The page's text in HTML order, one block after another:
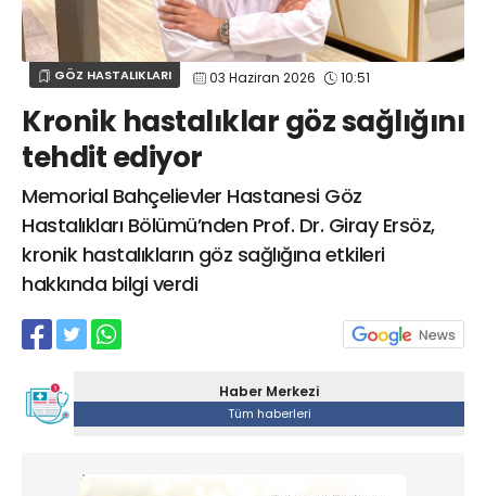
GÖZ HASTALIKLARI 03 Haziran 2026 10:51
Kronik hastalıklar göz sağlığını
tehdit ediyor
Memorial Bahçelievler Hastanesi Göz
Hastalıkları Bölümü’nden Prof. Dr. Giray Ersöz,
kronik hastalıkların göz sağlığına etkileri
hakkında bilgi verdi
Haber Merkezi
Tüm haberleri
GÖZ HASTALIKLARI
SAĞLIK
GASTROENTEROLOJİ
ÇOCUK SAĞLIĞI VE HASTALIKLARI
SENDİKALAR
GÖGÜS HASTALIKLARI
DERMATOLOJİ
DAHİLİYE
FİZİK TEDAVİ VE REHABİLİTASYON
Web TV Galeri Yazarlar
sagliktabugun@gmail.com